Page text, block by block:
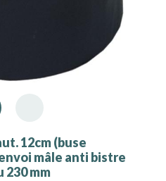
12cm (buse
mâle anti bistre
230 mm